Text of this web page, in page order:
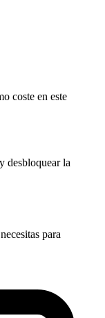
coste en este
y desbloquear la
para